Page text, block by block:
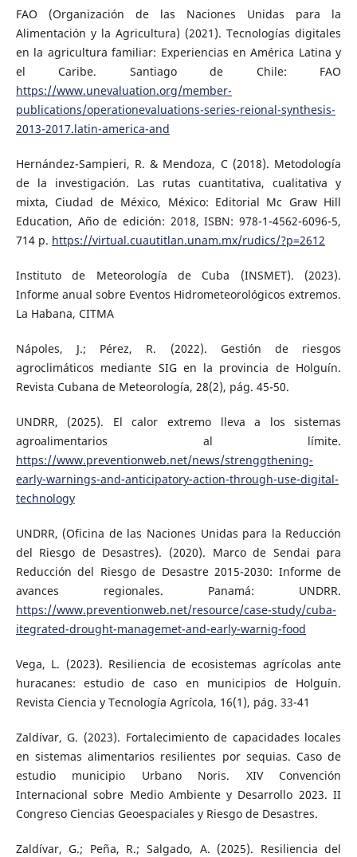
FAO (Organización de las Naciones Unidas para la
Alimentación y la Agricultura) (2021). Tecnologías digitales
en la agricultura familiar: Experiencias en América Latina y
el Caribe. Santiago de Chile: FAO
https://www.unevaluation.org/member-
publications/operationevaluations-series-reional-synthesis-
2013-2017.latin-america-and
Hernández-Sampieri, R. & Mendoza, C (2018). Metodología
de la investigación. Las rutas cuantitativa, cualitativa y
mixta, Ciudad de México, México: Editorial Mc Graw Hill
Education, Año de edición: 2018, ISBN: 978-1-4562-6096-5,
714 p. https://virtual.cuautitlan.unam.mx/rudics/?p=2612
Instituto de Meteorología de Cuba (INSMET). (2023).
Informe anual sobre Eventos Hidrometeorológicos extremos.
La Habana, CITMA
Nápoles, J.; Pérez, R. (2022). Gestión de riesgos
agroclimáticos mediante SIG en la provincia de Holguín.
Revista Cubana de Meteorología, 28(2), pág. 45-50.
UNDRR, (2025). El calor extremo lleva a los sistemas
agroalimentarios al límite.
https://www.preventionweb.net/news/strenggthening-
early-warnings-and-anticipatory-action-through-use-digital-
technology
UNDRR, (Oficina de las Naciones Unidas para la Reducción
del Riesgo de Desastres). (2020). Marco de Sendai para
Reducción del Riesgo de Desastre 2015-2030: Informe de
avances regionales. Panamá: UNDRR.
https://www.preventionweb.net/resource/case-study/cuba-
itegrated-drought-managemet-and-early-warnig-food
Vega, L. (2023). Resiliencia de ecosistemas agrícolas ante
huracanes: estudio de caso en municipios de Holguín.
Revista Ciencia y Tecnología Agrícola, 16(1), pág. 33-41
Zaldívar, G. (2023). Fortalecimiento de capacidades locales
en sistemas alimentarios resilientes por sequias. Caso de
estudio municipio Urbano Noris. XIV Convención
Internacional sobre Medio Ambiente y Desarrollo 2023. II
Congreso Ciencias Geoespaciales y Riesgo de Desastres.
Zaldívar, G.; Peña, R.; Salgado, A. (2025). Resiliencia del